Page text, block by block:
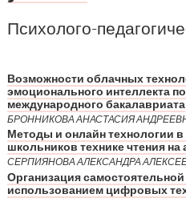
Психолого-
Возможности облачных
эмоционального интеллекта
международного бакалавриата
БРОННИКОВА АНАСТАСИЯ
Методы и онлайн технологии
школьников технике чтения на
СЕРПИЯНОВА АЛЕКСАНДРА
Организация
использованием цифровых